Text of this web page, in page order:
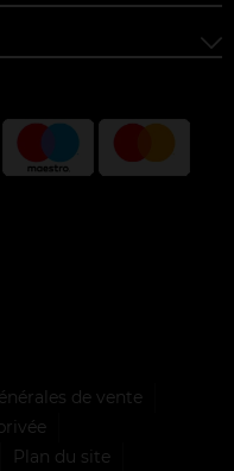
de vente
Plan du site